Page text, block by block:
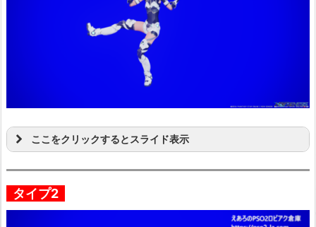
ここをクリックするとスライド表示
タイプ2